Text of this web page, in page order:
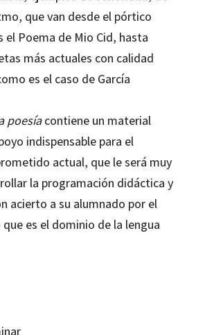
que van desde el pórtico
el Poema de Mio Cid, hasta
más actuales con calidad
es el caso de García
poesíacontiene un material
indispensable para el
actual, que le será muy
la programación didáctica y
acierto a su alumnado por el
es el dominio de la lengua